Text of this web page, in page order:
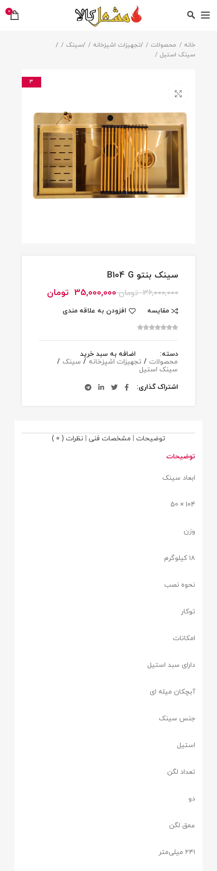
0
خانه محصولات /تجهیزات اشپزخانه /سینک
/
سینک استیل
3
سینک بنتو B104 G
36,000,000 تومان35,000,000 تومان
مقایسه افزودن به علاقه مندی
اضافه به سبد خرید
دسته:
محصولات / تجهیزات اشپزخانه / سینک /
سینک استیل
اشتراک گذاری
توضیحات | مشخصات فنی | نظرات ( 0 )
توضیحات
ابعاد سینک
104 × 50
وزن
۱۸ کیلوگرم
نحوه نصب
توکار
امکانات
دارای سبد استیل
آبچکان میله ای
جنس سینک
استیل
تعداد لگن
دو
عمق لگن
۲۴۱ میلی‌متر